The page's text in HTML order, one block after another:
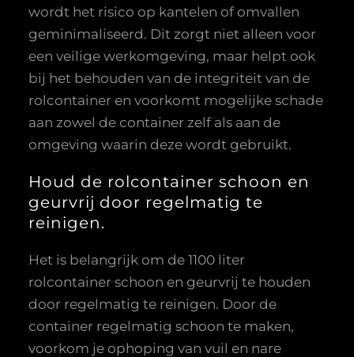
wordt het risico op kantelen of omvallen
geminimaliseerd. Dit zorgt niet alleen voor
een veilige werkomgeving, maar helpt ook
bij het behouden van de integriteit van de
rolcontainer en voorkomt mogelijke schade
aan zowel de container zelf als aan de
omgeving waarin deze wordt gebruikt.
Houd de rolcontainer schoon en
geurvrij door regelmatig te
reinigen.
Het is belangrijk om de 1100 liter
rolcontainer schoon en geurvrij te houden
door regelmatig te reinigen. Door de
container regelmatig schoon te maken,
voorkom je ophoping van vuil en nare